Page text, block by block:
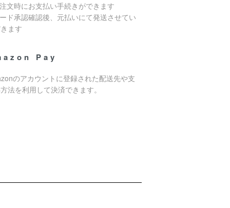
文時にお支払い手続きができます
ド承認確認後、元払いにて発送させてい
ます
Pay
のアカウントに登録された配送先や支
法を利用して決済できます。